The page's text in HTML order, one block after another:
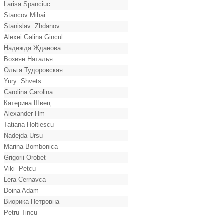
Larisa Spanciuc
Stancov Mihai
Stanislav Zhdanov
Alexei Galina Gincul
Надежда Жданова
Возиян Наталья
Ольга Тудоровская
Yury Shvets
Carolina Carolina
Катерина Швец
Alexander Hm
Tatiana Holtiescu
Nadejda Ursu
Marina Bombonica
Grigorii Orobet
Viki Petcu
Lera Cernavca
Doina Adam
Виорика Петровна
Petru Tincu